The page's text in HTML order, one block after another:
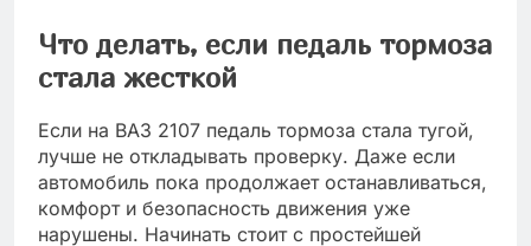
Что делать, если педаль тормоза
стала жесткой
Если на ВАЗ 2107 педаль тормоза стала тугой,
лучше не откладывать проверку. Даже если
автомобиль пока продолжает останавливаться,
комфорт и безопасность движения уже
нарушены. Начинать стоит с простейшей